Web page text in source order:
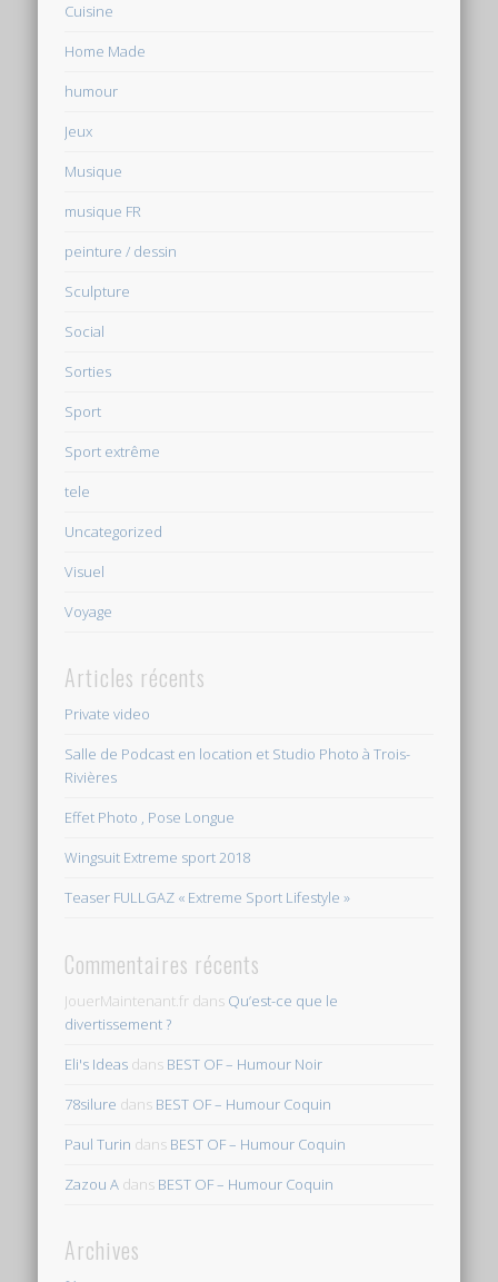
Cuisine
Home Made
humour
Jeux
Musique
musique FR
peinture / dessin
Sculpture
Social
Sorties
Sport
Sport extrême
tele
Uncategorized
Visuel
Voyage
Articles récents
Private video
Salle de Podcast en location et Studio Photo à Trois-
Rivières
Effet Photo , Pose Longue
Wingsuit Extreme sport 2018
Teaser FULLGAZ « Extreme Sport Lifestyle »
Commentaires récents
JouerMaintenant.fr dans Qu’est-ce que le
divertissement ?
Eli's Ideas dans BEST OF – Humour Noir
78silure dans BEST OF – Humour Coquin
Paul Turin dans BEST OF – Humour Coquin
Zazou A dans BEST OF – Humour Coquin
Archives